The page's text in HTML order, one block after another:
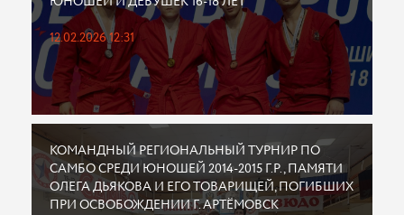
12.02.2026 12:31
КОМАНДНЫЙ РЕГИОНАЛЬНЫЙ ТУРНИР ПО
САМБО СРЕДИ ЮНОШЕЙ 2014-2015 Г.Р., ПАМЯТИ
ОЛЕГА ДЬЯКОВА И ЕГО ТОВАРИЩЕЙ, ПОГИБШИХ
ПРИ ОСВОБОЖДЕНИИ Г. АРТЁМОВСК